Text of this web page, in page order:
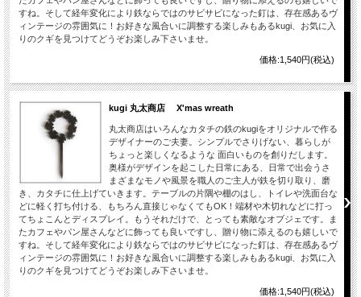
すね。そして経年変化により鉄ならではのサビサビになった釘は、存在感あるヴ
ィンテージの雰囲気に！お好きな風合いに調整する楽しみもあるkugi、お気に入
りのクギを見つけてどうぞお楽しみ下さいませ。
価格:1,540円(税込)
kugi 丸太商店 X'mas wreath
丸太商店はいろんなカタチの鉄のkugiをオリジナルで作る
デザイナーのご夫妻。シンプルでさりげない、暮らしが
ちょっと楽しくなるような 面白いものを創りだします。
奥様がデザインを起こした日常にある、日常で出会うさ
まざまなモノや風景を職人のご主人が鉄を切り取り、磨
き、カタチに仕上げていきます。テーブルの片隅や棚のはし、トイレや洗面台な
どに軽く打ち付ける、もちろん直接じゃなくてもOK！端材や木切れなどに打っ
てちょこんとディスプレイ。もうそれだけで、とっても素敵なオブジェです。ま
たカフェやパン屋さんなどに飾っても良いですし、贈り物に添えるのも嬉しいで
すね。そして経年変化により鉄ならではのサビサビになった釘は、存在感あるヴ
ィンテージの雰囲気に！お好きな風合いに調整する楽しみもあるkugi、お気に入
りのクギを見つけてどうぞお楽しみ下さいませ。
価格:1,540円(税込)